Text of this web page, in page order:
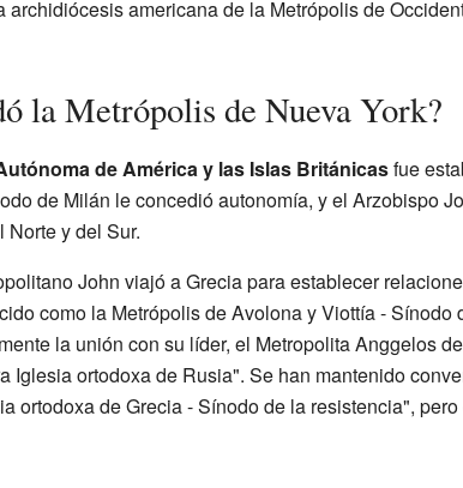
archidiócesis americana de la Metrópolis de
la Metrópolis de Nueva York?
de América y las Islas Británicasfue
de Milán le concedió autonomía, y el Arzobispo
Norte y del Sur.
John viajó a Grecia para establecer
como la Metrópolis de Avolona y Viottía -
la unión con su líder, el Metropolita Anggelos
Iglesia ortodoxa de Rusia". Se han mantenido
ortodoxa de Grecia - Sínodo de la resistencia",